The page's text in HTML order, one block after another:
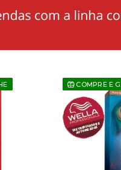
COMPRE E